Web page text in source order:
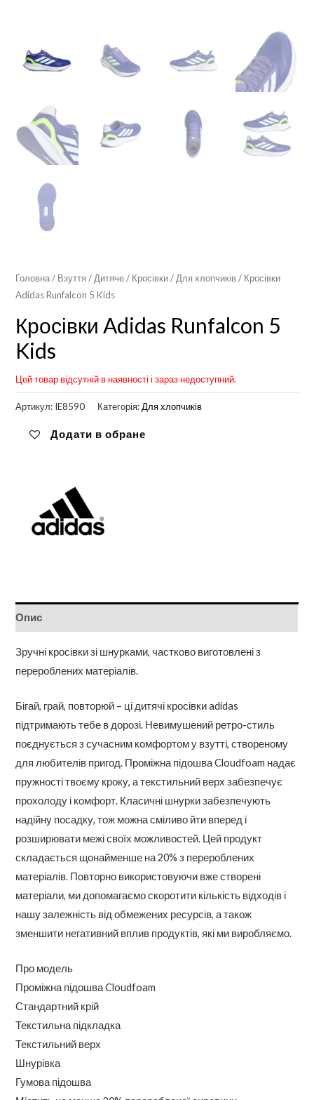
Головна/ Взуття / Дитяче/ Кросівки/ Для хлопчиків/ Кросівки
Adidas Runfalcon 5 Kids
Кросівки Adidas Runfalcon 5
Kids
Цей товар відсутній в наявності і зараз недоступний.
Артикул: IE8590 Категорія: Для хлопчиків
Додати в обране
Опис
Зручні кросівки зі шнурками, частково виготовлені з
перероблених матеріалів.
Бігай, грай, повторюй – ці дитячі кросівки adidas
підтримають тебе в дорозі. Невимушений ретро-стиль
поєднується з сучасним комфортом у взутті, створеному
для любителів пригод. Проміжна підошва Cloudfoam надає
пружності твоєму кроку, а текстильний верх забезпечує
прохолоду і комфорт. Класичні шнурки забезпечують
надійну посадку, тож можна сміливо йти вперед і
розширювати межі своїх можливостей. Цей продукт
складається щонайменше на 20% з перероблених
матеріалів. Повторно використовуючи вже створені
матеріали, ми допомагаємо скоротити кількість відходів і
нашу залежність від обмежених ресурсів, а також
зменшити негативний вплив продуктів, які ми виробляємо.
Про модель
Проміжна підошва Cloudfoam
Стандартний крій
Текстильна підкладка
Текстильний верх
Шнурівка
Гумова підошва